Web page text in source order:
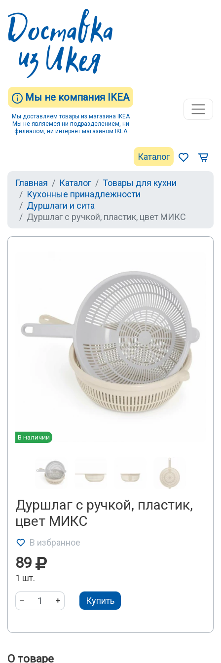
Мы не компания IKEA
Мы доставляем товары из магазина IKEA
Мы не являемся ни подразделением, ни
филиалом, ни интернет магазином IKEA
Каталог
Главная Каталог
Товары для кухни
Кухонные принадлежности
Дуршлаги и сита
Дуршлаг с ручкой, пластик, цвет МИКС
В наличии
Дуршлаг с ручкой, пластик,
цвет МИКС
В избранное
89
1 шт.
Купить
О товаре